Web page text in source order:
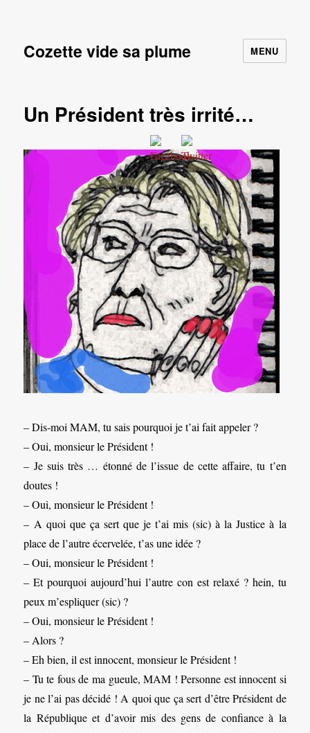
Cozette vide sa plume MENU
Un Président très irrité…
– Dis-moi MAM, tu sais pourquoi je t’ai fait appeler ?
– Oui, monsieur le Président !
– Je suis très … étonné de l’issue de cette affaire, tu t’en
doutes !
– Oui, monsieur le Président !
– A quoi que ça sert que je t’ai mis (sic) à la Justice à la
place de l’autre écervelée, t’as une idée ?
– Oui, monsieur le Président !
– Et pourquoi aujourd’hui l’autre con est relaxé ? hein, tu
peux m’espliquer (sic) ?
– Oui, monsieur le Président !
– Alors ?
– Eh bien, il est innocent, monsieur le Président !
– Tu te fous de ma gueule, MAM ! Personne est innocent si
je ne l’ai pas décidé ! A quoi que ça sert d’être Président de
la République et d’avoir mis des gens de confiance à la